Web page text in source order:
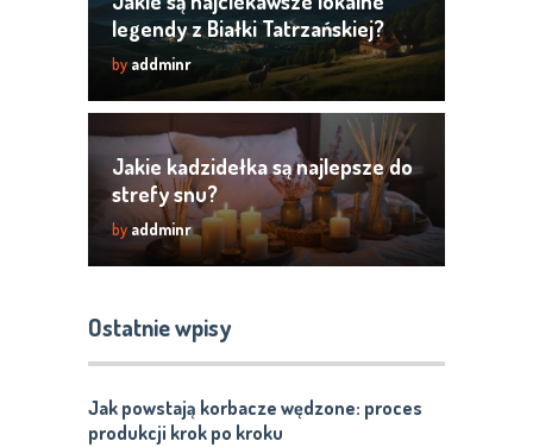
legendy z Białki Tatrzańskiej?
by addminr
Jakie kadzidełka są najlepsze do
strefy snu?
byaddminr
Ostatnie wpisy
Jak powstają korbacze wędzone: proces
produkcji krok po kroku